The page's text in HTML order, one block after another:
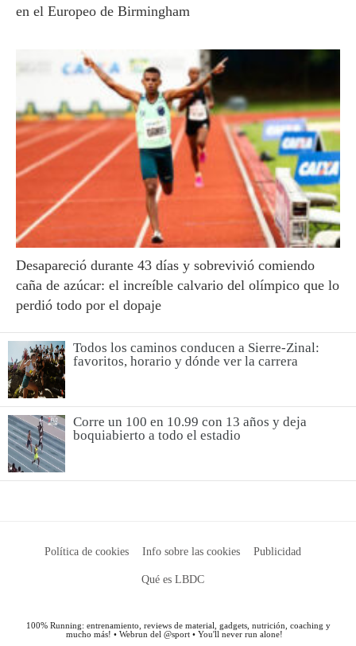
en el Europeo de Birmingham
Desapareció durante 43 días y sobrevivió comiendo
caña de azúcar: el increíble calvario del olímpico que lo
perdió todo por el dopaje
Todos los caminos conducen a Sierre-Zinal:
favoritos, horario y dónde ver la carrera
Corre un 100 en 10.99 con 13 años y deja
boquiabierto a todo el estadio
Política de cookies Info sobre las cookies Publicidad
Qué es LBDC
100% Running: entrenamiento, reviews de material, gadgets, nutrición, coaching y
mucho más! • Webrun del @sport • You'll never run alone!